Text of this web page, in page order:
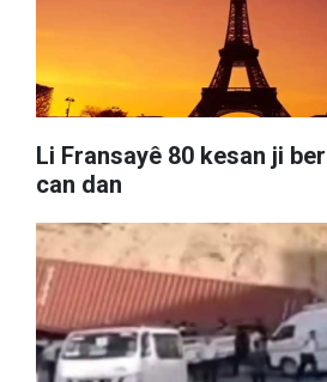
Li Fransayê 80 kesan ji
can dan